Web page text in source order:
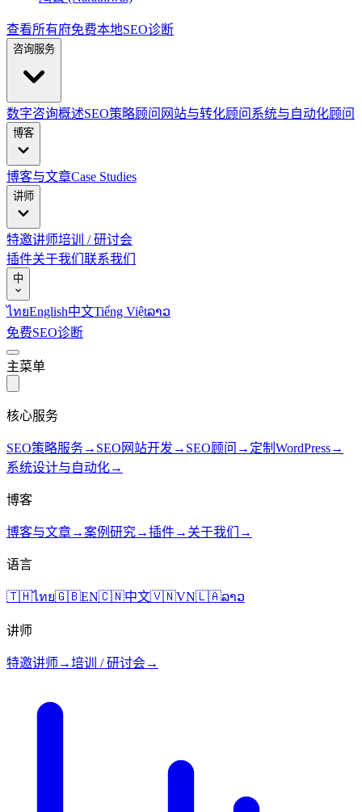
查看所有府免费本地SEO诊断
咨询服务
数字咨询概述SEO策略顾问 网站与转化顾问 系统与自动化顾问
博客
博客与文章Case Studies
讲师
特邀讲师培训 / 研讨会
插件关于我们 联系我们
中
ไทยEnglish中文Tiếng Việtລາວ
免费SEO诊断
主菜单
核心服务
SEO策略服务→ SEO网站开发 → SEO顾问 → 定制WordPress→
系统设计与自动化→
博客
博客与文章→案例研究→插件→ 关于我们 →
语言
🇹🇭ไทย🇬🇧EN🇨🇳中文🇻🇳VN🇱🇦ລາວ
讲师
特邀讲师 →培训 / 研讨会→